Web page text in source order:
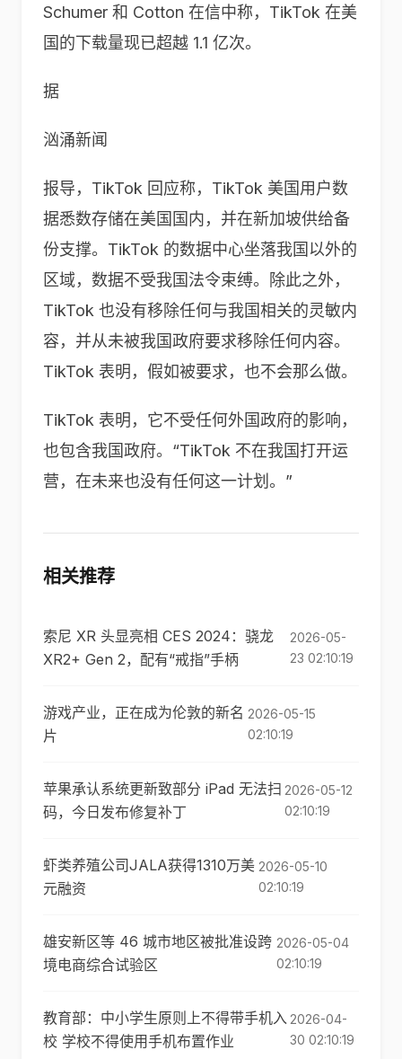
Schumer 和 Cotton 在信中称，TikTok 在美
国的下载量现已超越 1.1 亿次。
据
汹涌新闻
报导，TikTok 回应称，TikTok 美国用户数
据悉数存储在美国国内，并在新加坡供给备
份支撑。TikTok 的数据中心坐落我国以外的
区域，数据不受我国法令束缚。除此之外，
TikTok 也没有移除任何与我国相关的灵敏内
容，并从未被我国政府要求移除任何内容。
TikTok 表明，假如被要求，也不会那么做。
TikTok 表明，它不受任何外国政府的影响，
也包含我国政府。“TikTok 不在我国打开运
营，在未来也没有任何这一计划。”
相关推荐
索尼 XR 头显亮相 CES 2024：骁龙
XR2+ Gen 2，配有“戒指”手柄
2026-05-
23 02:10:19
游戏产业，正在成为伦敦的新名
片
2026-05-15
02:10:19
苹果承认系统更新致部分 iPad 无法扫
码，今日发布修复补丁
2026-05-12
02:10:19
虾类养殖公司JALA获得1310万美
元融资
2026-05-10
02:10:19
雄安新区等 46 城市地区被批准设跨
境电商综合试验区
2026-05-04
02:10:19
教育部：中小学生原则上不得带手机入
校 学校不得使用手机布置作业
2026-04-
30 02:10:19